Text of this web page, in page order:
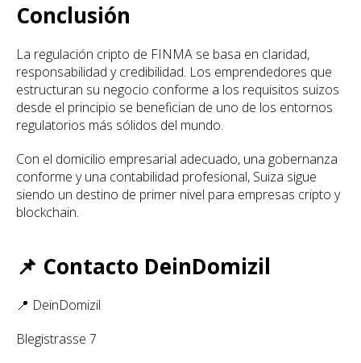
Conclusión
La regulación cripto de FINMA se basa en claridad,
responsabilidad y credibilidad. Los emprendedores que
estructuran su negocio conforme a los requisitos suizos
desde el principio se benefician de uno de los entornos
regulatorios más sólidos del mundo.
Con el domicilio empresarial adecuado, una gobernanza
conforme y una contabilidad profesional, Suiza sigue
siendo un destino de primer nivel para empresas cripto y
blockchain.
📌 Contacto DeinDomizil
📍 DeinDomizil
Blegistrasse 7